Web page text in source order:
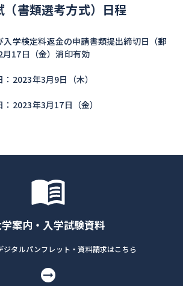
（書類選考方式）日程
入学検定料返金の申請書類提出締切日（郵
17日（金）消印有効
2023年3月9日（木）
2023年3月17日（金）
案内・入学試験資料
ジタルパンフレット・資料請求はこちら